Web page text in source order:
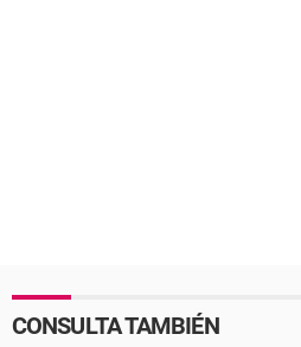
CONSULTA TAMBIÉN